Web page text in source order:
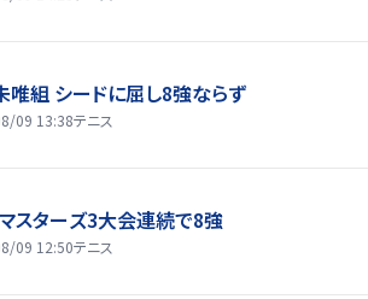
唯組 シードに屈し8強ならず
09 13:38テニス
スターズ3大会連続で8強
09 12:50テニス